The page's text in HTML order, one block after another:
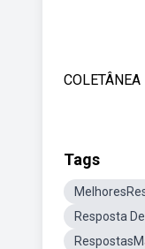
Tags
Resposta